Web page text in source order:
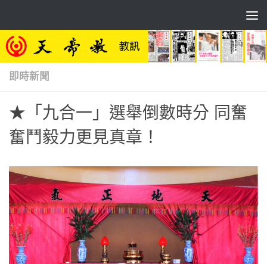
即時新聞
★「九合一」選舉倒數時分 同奮
奮鬥毅力更見真章！